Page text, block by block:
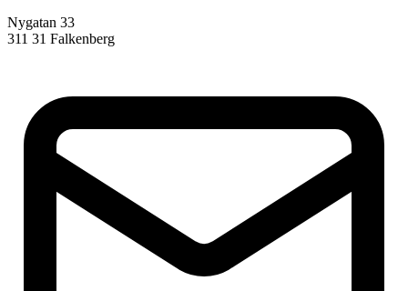
Nygatan 33
311 31 Falkenberg